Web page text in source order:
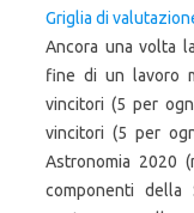
Griglia di
Ancora una volta
fine di un lavoro
vincitori (5 per
vincitori (5 per
Astronomia 2020
componenti della